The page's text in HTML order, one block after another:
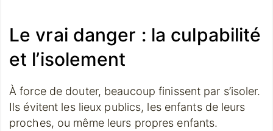
Le vrai danger : la culpabilité
et l’isolement
À force de douter, beaucoup finissent par s’isoler.
Ils évitent les lieux publics, les enfants de leurs
proches, ou même leurs propres enfants.